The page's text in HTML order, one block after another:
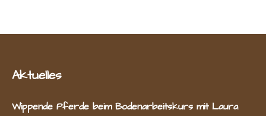
Aktuelles
Wippende Pferde beim Bodenarbeitskurs mit Laura